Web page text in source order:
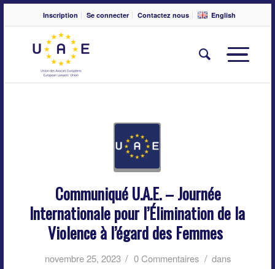
Inscription Se connecter Contactez nous English
Communiqué U.A.E. – Journée
Internationale pour l’Élimination de la
Violence à l’égard des Femmes
novembre 25, 2023 / 0 Commentaires / dans